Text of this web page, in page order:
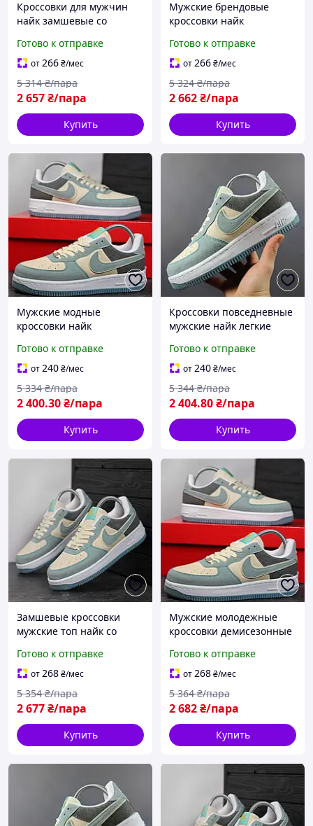
Кроссовки для мужчин
найк замшевые со
Готово к отправке
от266₴/мес
2 657₴/пара
5 314 ₴/пара
Купить
Мужские брендовые
кроссовки найк
кожи BLK-87
Готово к отправке
от266₴/мес
2 662₴/пара
5 324 ₴/пара
Купить
Мужские модные
кроссовки найк
кожи BLK-88
Готово к отправке
от240₴/мес
2 400.30₴/пара
5 334 ₴/пара
Купить
Кроссовки повседневные
мужские найк легкие
Готово к отправке
от240₴/мес
2 404.80₴/пара
5 344 ₴/пара
Купить
Замшевые кроссовки
мужские топ найк со
Готово к отправке
от268₴/мес
2 677₴/пара
5 354 ₴/пара
Купить
Мужские молодежные
кроссовки демисезонные
Готово к отправке
от268₴/мес
2 682₴/пара
5 364 ₴/пара
Купить